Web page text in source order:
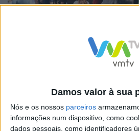
Damos valor à sua
Nós e os nossos parceiros
informações num dispositivo, como
dados pessoais, como identificadores
duas dezenas de artesãos que
maestria e perícia, expondo peças